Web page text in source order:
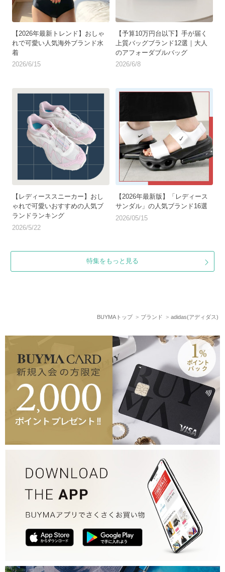
【2026年最新トレンド】おしゃ
れで可愛い人気海外ブランド水
着
2026/6/15
【予算10万円台以下】手が届く
上質バッグブランド12選｜大人
のアフォーダブルバッグ
2026/6/8
【レディーススニーカー】おし
ゃれで可愛いおすすめの人気ブ
ランドランキング
2026/5/22
【2026年最新版】「レディース
サンダル」の人気ブランド16選
2026/05/15
特集をもっと見る
BUYMAトップ ブランド adidas(アディダス)